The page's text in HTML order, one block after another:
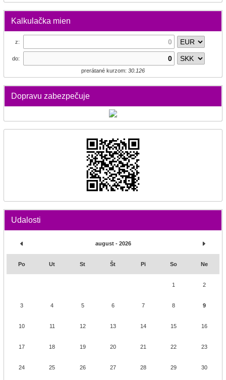
Kalkulačka mien
z:
do:
prerátané kurzom: 30.126
Dopravu zabezpečuje
Udalosti
august - 2026
Po Ut St Št Pi So Ne
1 2
3 4 5 6 7 8 9
10 11 12 13 14 15 16
17 18 19 20 21 22 23
24 25 26 27 28 29 30